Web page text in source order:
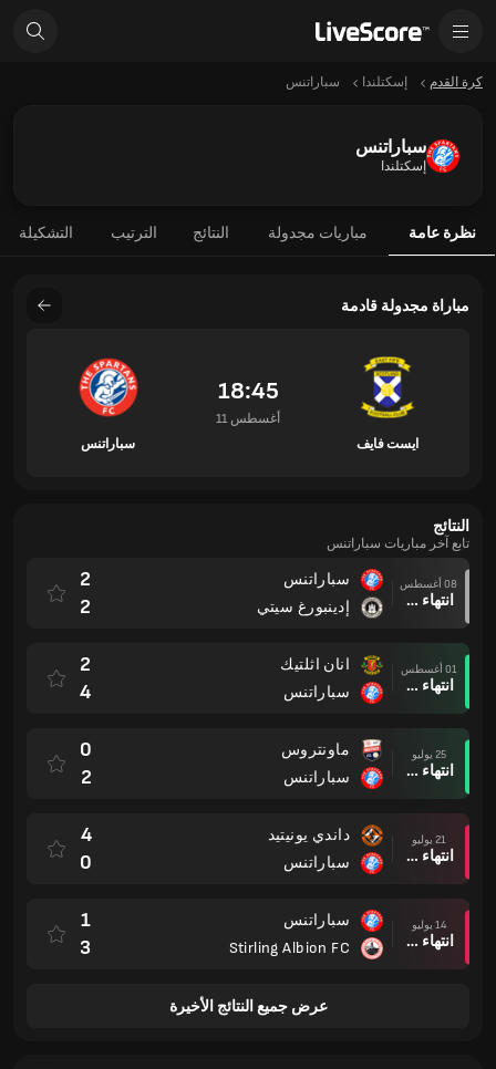
كرة القدم إسكتلندا سباراتنس
سباراتنس
إسكتلندا
نظرة عامة مباريات مجدولة النتائج الترتيب التشكيلة
مباراة مجدولة قادمة
ايست فايف
18:45
11 أغسطس
سباراتنس
النتائج
تابع آخر مباريات سباراتنس
08 أغسطس
انتهاء وقت المباراة
سباراتنس
إدينبورغ سيتي
2
2
01 أغسطس
انتهاء وقت المباراة
انان اثلتيك
سباراتنس
2
4
25 يوليو
انتهاء وقت المباراة
ماونتروس
سباراتنس
0
2
21 يوليو
انتهاء وقت المباراة
داندي يونيتيد
سباراتنس
4
0
14 يوليو
انتهاء وقت المباراة
سباراتنس
Stirling Albion FC
1
3
عرض جميع النتائج الأخيرة